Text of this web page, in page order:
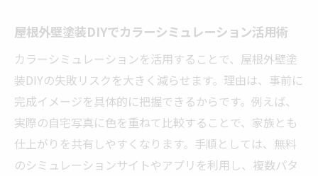
屋根外壁塗装DIYでカラーシミュレーション活用術
カラーシミュレーションを活用することで、屋根外壁塗
装DIYの失敗リスクを大きく減らせます。理由は、事前に
完成イメージを具体的に把握できるからです。例えば、
実際の自宅写真に色を重ねて比較することで、家族とも
仕上がりを共有しやすくなります。手順としては、無料
のシミュレーションサイトやアプリを利用し、複数パタ